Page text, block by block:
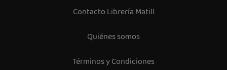
Contacto Librería Matill
Quiénes somos
Términos y Condiciones